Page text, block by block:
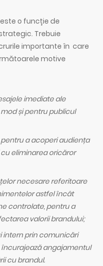
o funcție de
Trebuie
importante în care
motive
imediate ale
și pentru publicul
a acoperi audiența
eliminarea oricăror
necesare referitoare
astfel încât
controlate, pentru a
valorii brandului;
intern prin comunicări
angajamentul
cu brandul.